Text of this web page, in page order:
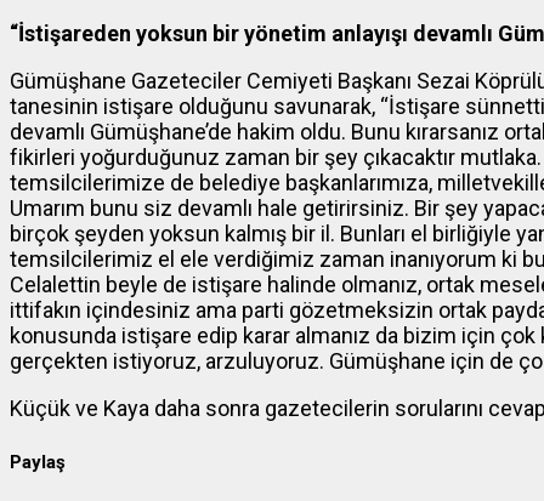
“İstişareden yoksun bir yönetim anlayışı devamlı
Gümüşhane Gazeteciler Cemiyeti Başkanı Sezai
tanesinin istişare olduğunu savunarak, “İstişare
devamlı Gümüşhane’de hakim oldu. Bunu kırarsanız
fikirleri yoğurduğunuz zaman bir şey çıkacaktır
temsilcilerimize de belediye başkanlarımıza,
Umarım bunu siz devamlı hale getirirsiniz. Bir şey
birçok şeyden yoksun kalmış bir il. Bunları el birliğiyle
temsilcilerimiz el ele verdiğimiz zaman inanıyorum ki
Celalettin beyle de istişare halinde olmanız, ortak
ittifakın içindesiniz ama parti gözetmeksizin ortak
konusunda istişare edip karar almanız da bizim için çok
gerçekten istiyoruz, arzuluyoruz. Gümüşhane için de
Küçük ve Kaya daha sonra gazetecilerin sorularını
Paylaş